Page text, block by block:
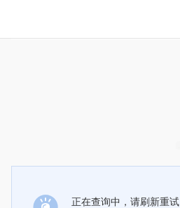
正在查询中，请刷新重试